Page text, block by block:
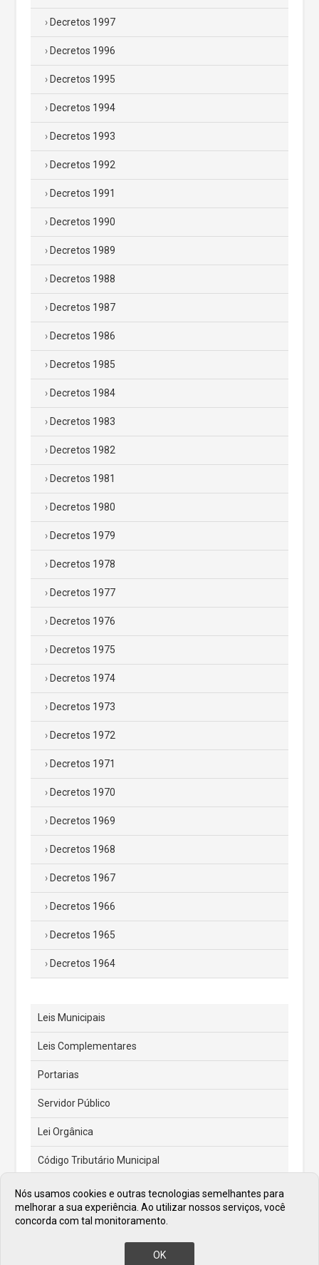
Decretos 1997
Decretos 1996
Decretos 1995
Decretos 1994
Decretos 1993
Decretos 1992
Decretos 1991
Decretos 1990
Decretos 1989
Decretos 1988
Decretos 1987
Decretos 1986
Decretos 1985
Decretos 1984
Decretos 1983
Decretos 1982
Decretos 1981
Decretos 1980
Decretos 1979
Decretos 1978
Decretos 1977
Decretos 1976
Decretos 1975
Decretos 1974
Decretos 1973
Decretos 1972
Decretos 1971
Decretos 1970
Decretos 1969
Decretos 1968
Decretos 1967
Decretos 1966
Decretos 1965
Decretos 1964
Leis Municipais
Leis Complementares
Portarias
Servidor Público
Lei Orgânica
Código Tributário Municipal
Feriados e Pontos Facultativos
Atas de Posse dos Prefeitos
Nós usamos cookies e outras tecnologias semelhantes para
melhorar a sua experiência. Ao utilizar nossos serviços, você
concorda com tal monitoramento.
OK